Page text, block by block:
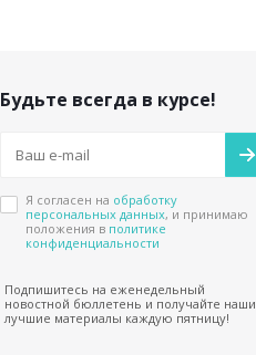
Будьте всегда в курсе!
Я согласен на обработку
персональных данных, и принимаю
положения в политике
конфиденциальности
Подпишитесь на еженедельный
новостной бюллетень и получайте наши
лучшие материалы каждую пятницу!